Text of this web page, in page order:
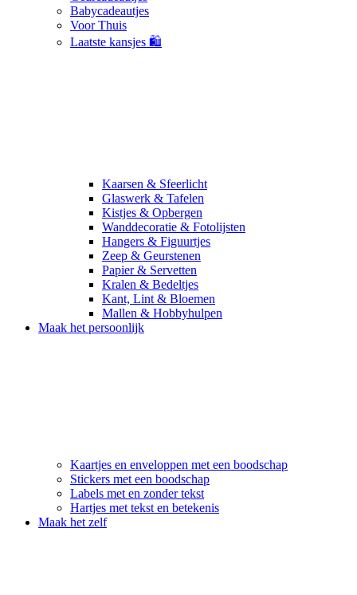
Babycadeautjes
Voor Thuis
Laatste kansjes 🛍️
Kaarsen & Sfeerlicht
Glaswerk & Tafelen
Kistjes & Opbergen
Wanddecoratie & Fotolijsten
Hangers & Figuurtjes
Zeep & Geurstenen
Papier & Servetten
Kralen & Bedeltjes
Kant, Lint & Bloemen
Mallen & Hobbyhulpen
Maak het persoonlijk
Kaartjes en enveloppen met een boodschap
Stickers met een boodschap
Labels met en zonder tekst
Hartjes met tekst en betekenis
Maak het zelf